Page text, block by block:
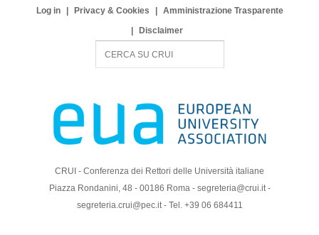
Log in Privacy & Cookies
Amministrazione Trasparente
Disclaimer
c
CRUI - Conferenza dei Rettori delle Università italiane
Piazza Rondanini, 48 - 00186 Roma - segreteria@crui.it -
segreteria.crui@pec.it - Tel. +39 06 684411